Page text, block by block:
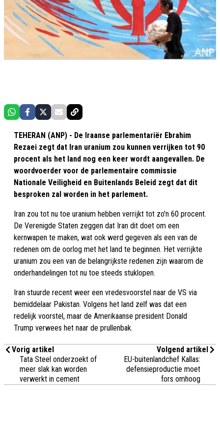
TEHERAN (ANP) - De Iraanse parlementariër Ebrahim
Rezaei zegt dat Iran uranium zou kunnen verrijken tot 90
procent als het land nog een keer wordt aangevallen. De
woordvoerder voor de parlementaire commissie
Nationale Veiligheid en Buitenlands Beleid zegt dat dit
besproken zal worden in het parlement.
Iran zou tot nu toe uranium hebben verrijkt tot zo'n 60 procent.
De Verenigde Staten zeggen dat Iran dit doet om een
kernwapen te maken, wat ook werd gegeven als een van de
redenen om de oorlog met het land te beginnen. Het verrijkte
uranium zou een van de belangrijkste redenen zijn waarom de
onderhandelingen tot nu toe steeds stuklopen.
Iran stuurde recent weer een vredesvoorstel naar de VS via
bemiddelaar Pakistan. Volgens het land zelf was dat een
redelijk voorstel, maar de Amerikaanse president Donald
Trump verwees het naar de prullenbak.
Vorig artikel
Tata Steel onderzoekt of
meer slak kan worden
verwerkt in cement
Volgend artikel
EU-buitenlandchef Kallas:
defensieproductie moet
fors omhoog